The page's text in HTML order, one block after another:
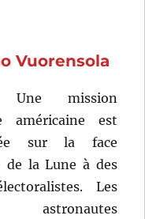
Vuorensola
Une mission
américaine est
sur la face
de la Lune à des
Les
astronautes